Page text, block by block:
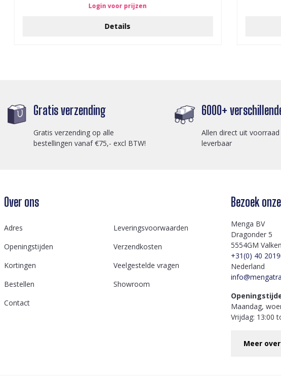
Login voor prijzen
Details
Gratis verzending
Gratis verzending op alle
bestellingen vanaf €75,- excl BTW!
6000+
Allen direct uit voorraad
leverbaar
Over ons
Adres
Leveringsvoorwaarden
Openingstijden
Verzendkosten
Kortingen
Veelgestelde vragen
Bestellen
Showroom
Contact
Bezoek
Menga BV
Dragonder 5
5554GM
+31(0) 40
Nederland
Maandag,
Vrijdag: 13:00
Meer